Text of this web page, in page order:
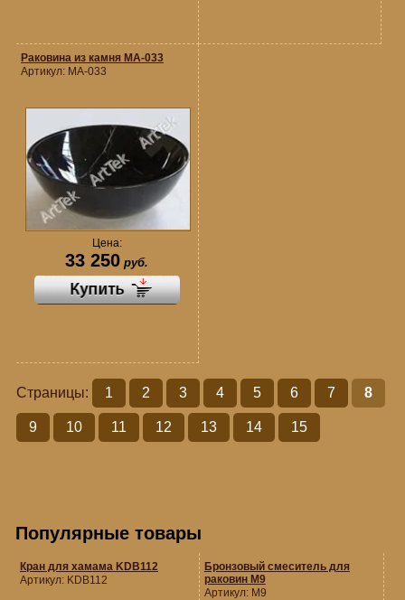
Раковина из камня MA-033
Артикул: MA-033
Цена:
33 250 руб.
Страницы: 1 2 3 4 5 6 7 8
9 10 11 12 13 14 15
Популярные товары
Кран для хамама KDB112
Артикул: KDB112
Бронзовый смеситель для
раковин M9
Артикул: M9